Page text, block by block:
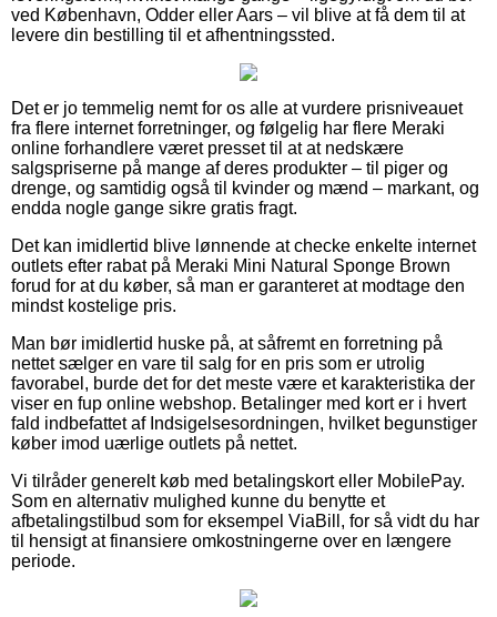
ved København, Odder eller Aars – vil blive at få dem til at
levere din bestilling til et afhentningssted.
Det er jo temmelig nemt for os alle at vurdere prisniveauet
fra flere internet forretninger, og følgelig har flere Meraki
online forhandlere været presset til at at nedskære
salgspriserne på mange af deres produkter – til piger og
drenge, og samtidig også til kvinder og mænd – markant, og
endda nogle gange sikre gratis fragt.
Det kan imidlertid blive lønnende at checke enkelte internet
outlets efter rabat på Meraki Mini Natural Sponge Brown
forud for at du køber, så man er garanteret at modtage den
mindst kostelige pris.
Man bør imidlertid huske på, at såfremt en forretning på
nettet sælger en vare til salg for en pris som er utrolig
favorabel, burde det for det meste være et karakteristika der
viser en fup online webshop. Betalinger med kort er i hvert
fald indbefattet af Indsigelsesordningen, hvilket begunstiger
køber imod uærlige outlets på nettet.
Vi tilråder generelt køb med betalingskort eller MobilePay.
Som en alternativ mulighed kunne du benytte et
afbetalingstilbud som for eksempel ViaBill, for så vidt du har
til hensigt at finansiere omkostningerne over en længere
periode.